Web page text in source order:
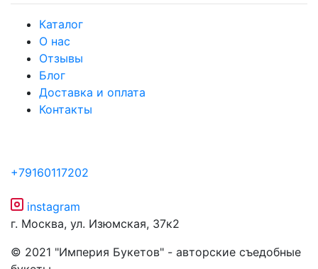
Каталог
О нас
Отзывы
Блог
Доставка и оплата
Контакты
+79160117202
instagram
г. Москва, ул. Изюмская, 37к2
© 2021 "Империя Букетов" - авторские съедобные